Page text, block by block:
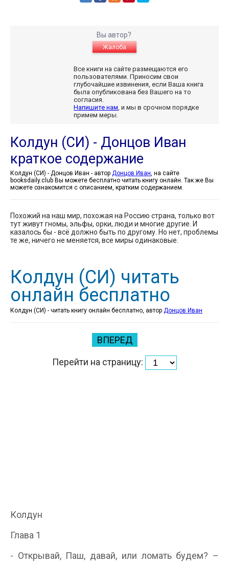
Вы автор?
Жалоба
Все книги на сайте размещаются его
пользователями. Приносим свои
глубочайшие извинения, если Ваша книга
была опубликована без Вашего на то
согласия.
Напишите нам, и мы в срочном порядке
примем меры.
Колдун (СИ) - Донцов Иван
краткое содержание
Колдун (СИ) - Донцов Иван - автор Донцов Иван, на сайте
booksdaily.club Вы можете бесплатно читать книгу онлайн. Так же Вы
можете ознакомится с описанием, кратким содержанием.
Похожий на наш мир, похожая на Россию страна, только вот
тут живут гномы, эльфы, орки, люди и многие другие. И
казалось бы - всё должно быть по другому. Но нет, проблемы
те же, ничего не меняется, все миры одинаковые.
Колдун (СИ) читать
онлайн бесплатно
Колдун (СИ) - читать книгу онлайн бесплатно, автор Донцов Иван
ВПЕРЕД
Перейти на страницу:
Колдун
Глава 1
- Открывай, Паш, давай, или ломать будем? –